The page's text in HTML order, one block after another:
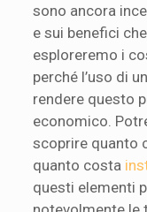
sono ancora
e sui benefici
esploreremo i
perché l’uso di
rendere questo
economico.
scoprire quanto
quanto costa
questi elementi